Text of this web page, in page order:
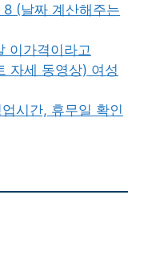
(날짜 계산해주는
이가격이라고
자세 동영상) 여성
시간, 휴무일 확인